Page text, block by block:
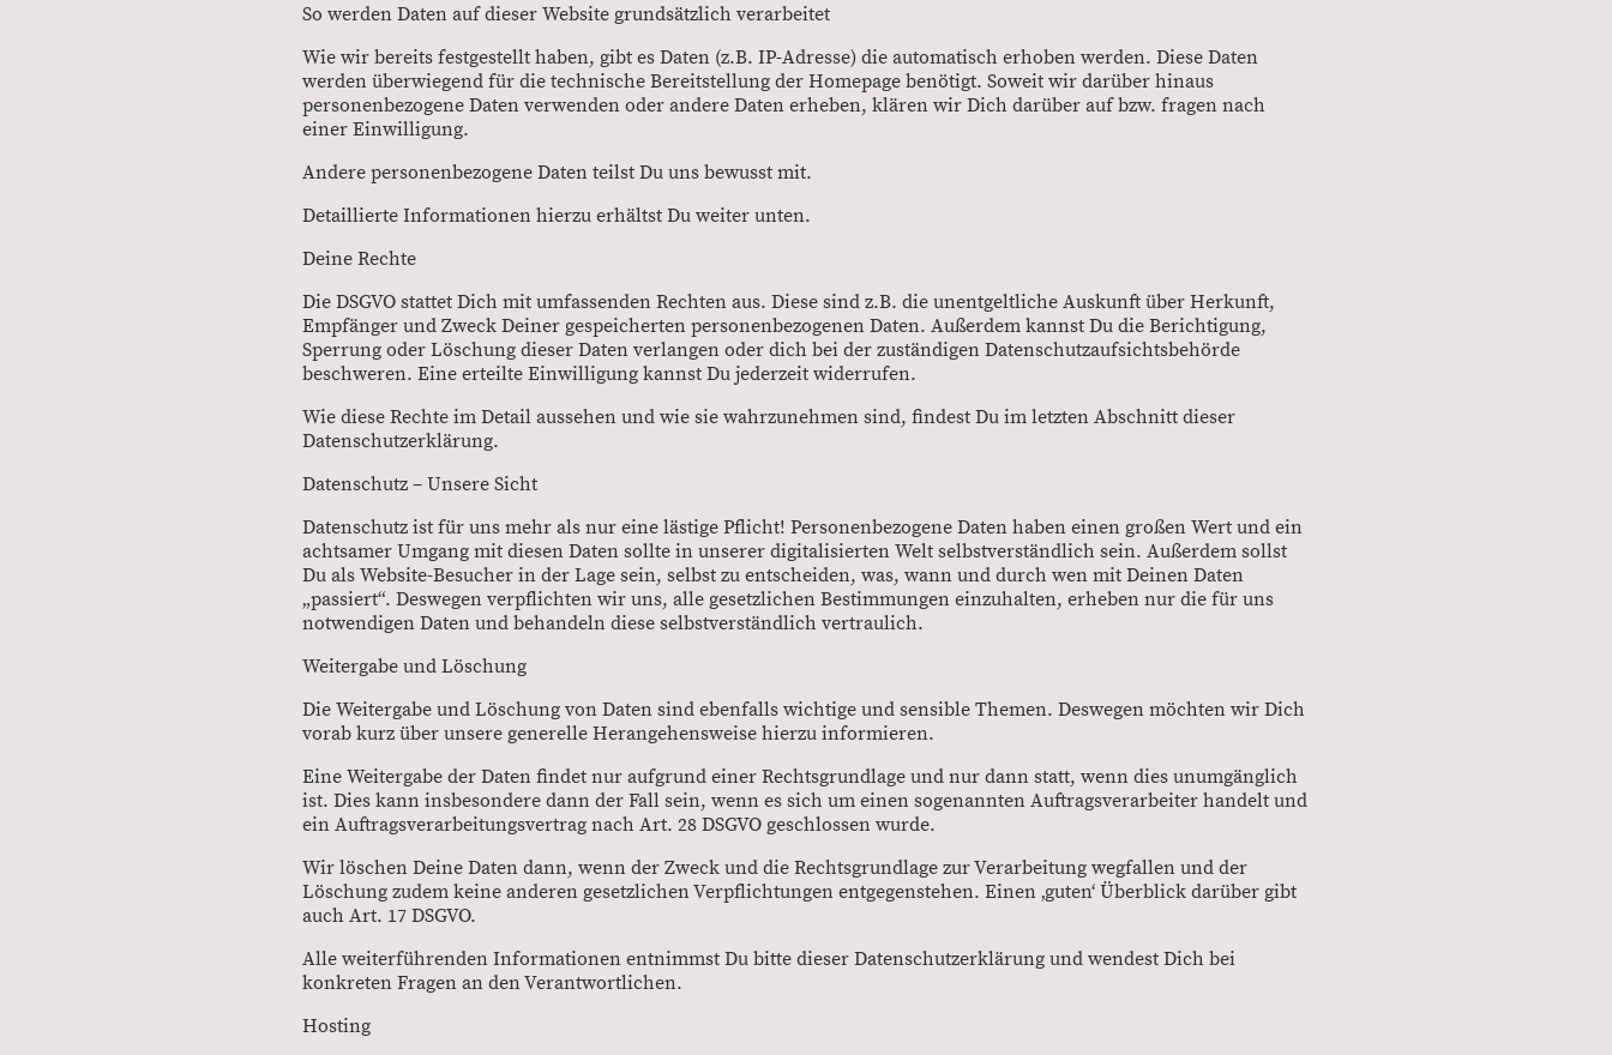
So werden Daten auf dieser Website grundsätzlich verarbeitet
Wie wir bereits festgestellt haben, gibt es Daten (z.B. IP-Adresse) die automatisch erhoben werden. Diese Daten
werden überwiegend für die technische Bereitstellung der Homepage benötigt. Soweit wir darüber hinaus
personenbezogene Daten verwenden oder andere Daten erheben, klären wir Dich darüber auf bzw. fragen nach
einer Einwilligung.
Andere personenbezogene Daten teilst Du uns bewusst mit.
Detaillierte Informationen hierzu erhältst Du weiter unten.
Deine Rechte
Die DSGVO stattet Dich mit umfassenden Rechten aus. Diese sind z.B. die unentgeltliche Auskunft über Herkunft,
Empfänger und Zweck Deiner gespeicherten personenbezogenen Daten. Außerdem kannst Du die Berichtigung,
Sperrung oder Löschung dieser Daten verlangen oder dich bei der zuständigen Datenschutzaufsichtsbehörde
beschweren. Eine erteilte Einwilligung kannst Du jederzeit widerrufen.
Wie diese Rechte im Detail aussehen und wie sie wahrzunehmen sind, findest Du im letzten Abschnitt dieser
Datenschutzerklärung.
Datenschutz – Unsere Sicht
Datenschutz ist für uns mehr als nur eine lästige Pflicht! Personenbezogene Daten haben einen großen Wert und ein
achtsamer Umgang mit diesen Daten sollte in unserer digitalisierten Welt selbstverständlich sein. Außerdem sollst
Du als Website-Besucher in der Lage sein, selbst zu entscheiden, was, wann und durch wen mit Deinen Daten
„passiert“. Deswegen verpflichten wir uns, alle gesetzlichen Bestimmungen einzuhalten, erheben nur die für uns
notwendigen Daten und behandeln diese selbstverständlich vertraulich.
Weitergabe und Löschung
Die Weitergabe und Löschung von Daten sind ebenfalls wichtige und sensible Themen. Deswegen möchten wir Dich
vorab kurz über unsere generelle Herangehensweise hierzu informieren.
Eine Weitergabe der Daten findet nur aufgrund einer Rechtsgrundlage und nur dann statt, wenn dies unumgänglich
ist. Dies kann insbesondere dann der Fall sein, wenn es sich um einen sogenannten Auftragsverarbeiter handelt und
ein Auftragsverarbeitungsvertrag nach Art. 28 DSGVO geschlossen wurde.
Wir löschen Deine Daten dann, wenn der Zweck und die Rechtsgrundlage zur Verarbeitung wegfallen und der
Löschung zudem keine anderen gesetzlichen Verpflichtungen entgegenstehen. Einen ‚guten‘ Überblick darüber gibt
auch Art. 17 DSGVO.
Alle weiterführenden Informationen entnimmst Du bitte dieser Datenschutzerklärung und wendest Dich bei
konkreten Fragen an den Verantwortlichen.
Hosting